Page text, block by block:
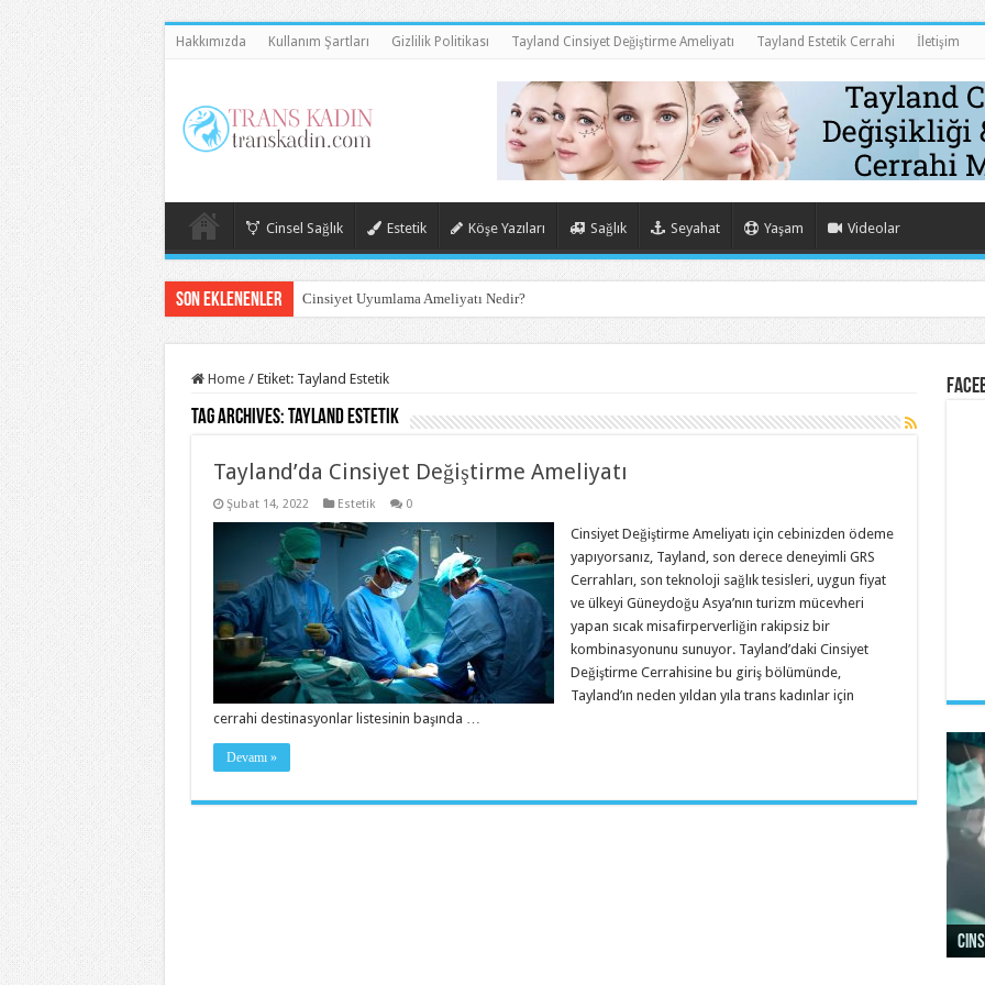
Hakkımızda Kullanım Şartları Gizlilik Politikası Tayland Cinsiyet Değiştirme Ameliyatı Tayland Estetik Cerrahi İletişim
Cinsel Sağlık Estetik Köşe Yazıları Sağlık Seyahat Yaşam Videolar
Son Eklenenler Cinsiyet Uyumlama Ameliyatı Nedir?
Home / Etiket: Tayland Estetik
Tag Archives: Tayland Estetik
Tayland’da Cinsiyet Değiştirme Ameliyatı
Şubat 14, 2022 Estetik 0
Cinsiyet Değiştirme Ameliyatı için cebinizden ödeme
yapıyorsanız, Tayland, son derece deneyimli GRS
Cerrahları, son teknoloji sağlık tesisleri, uygun fiyat
ve ülkeyi Güneydoğu Asya’nın turizm mücevheri
yapan sıcak misafirperverliğin rakipsiz bir
kombinasyonunu sunuyor. Tayland’daki Cinsiyet
Değiştirme Cerrahisine bu giriş bölümünde,
Tayland’ın neden yıldan yıla trans kadınlar için
cerrahi destinasyonlar listesinin başında …
Devamı »